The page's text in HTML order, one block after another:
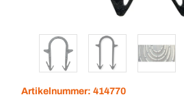
Artikelnummer: 414770